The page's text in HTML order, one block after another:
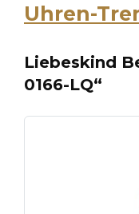
Uhren-
Liebeskind
0166-LQ“